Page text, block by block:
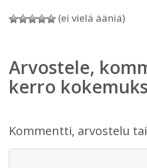
(ei vielä ääniä)
Arvostele,
kerro
Kommentti, arvostelu